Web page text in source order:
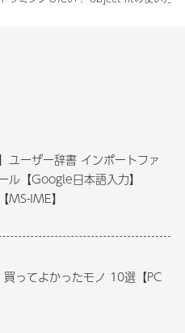
ユーザー辞書 インポートファ
ル【Google日本語入力】
MS-IME】
買ってよかったモノ 10選【PC